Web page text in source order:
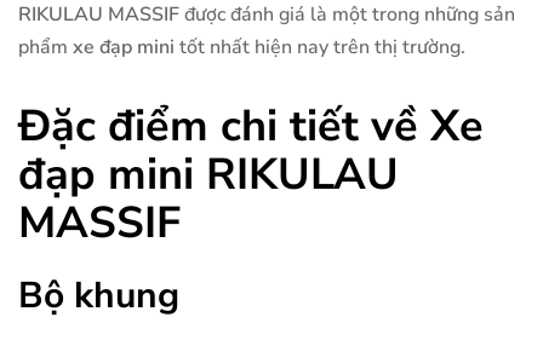
RIKULAU MASSIFđược đánh giá là một trong những sản
phẩm xe đạp mini tốt nhất hiện nay trên thị trường.
Đặc điểm chi tiết về Xe
đạp mini RIKULAU
MASSIF
Bộ khung